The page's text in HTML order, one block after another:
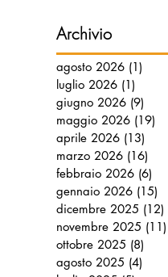
Archivio
agosto 2026 (1)
luglio 2026 (1)
giugno 2026 (9)
maggio 2026 (19)
aprile 2026 (13)
marzo 2026 (16)
febbraio 2026 (6)
gennaio 2026 (15)
dicembre 2025 (12)
novembre 2025 (11)
ottobre 2025 (8)
agosto 2025 (4)